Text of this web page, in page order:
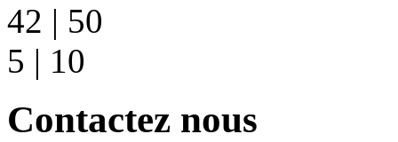
42 | 50
5 | 10
Contactez nous